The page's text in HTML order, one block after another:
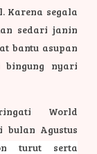
Karena segala
sedari janin
bantu asupan
nyari
World
bulan Agustus
turut serta